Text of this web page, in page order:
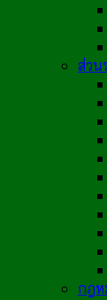
ส่วน
กฎ